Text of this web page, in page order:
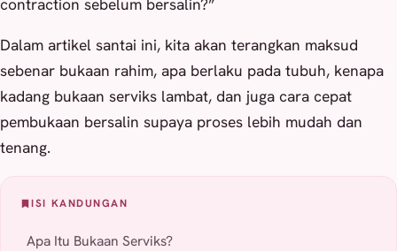
contraction sebelum bersalin?”
Dalam artikel santai ini, kita akan terangkan maksud
sebenar bukaan rahim, apa berlaku pada tubuh, kenapa
kadang bukaan serviks lambat, dan juga cara cepat
pembukaan bersalin supaya proses lebih mudah dan
tenang.
ISI KANDUNGAN
Apa Itu Bukaan Serviks?